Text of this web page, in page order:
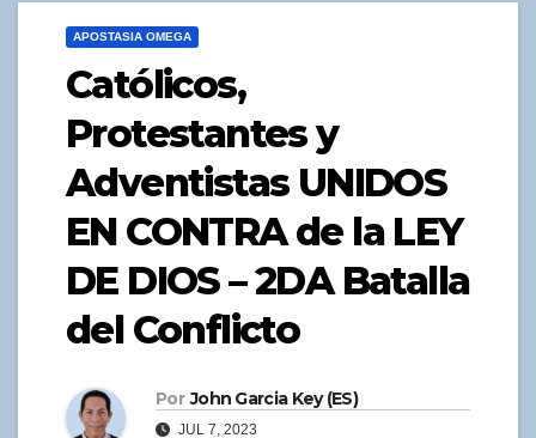
APOSTASIA OMEGA
Católicos,
Protestantes y
Adventistas UNIDOS
EN CONTRA de la LEY
DE DIOS – 2DA Batalla
del Conflicto
Por John Garcia Key (ES)
JUL 7, 2023